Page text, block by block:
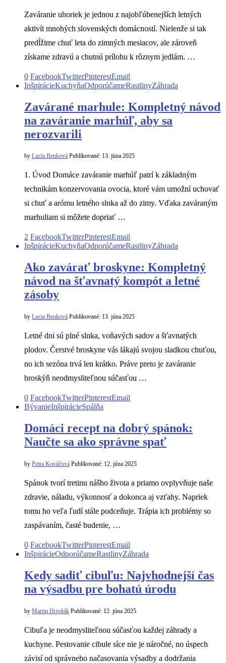
Zaváranie uhoriek je jednou z najobľúbenejších letných
aktivít mnohých slovenských domácností. Nielenže si tak
predĺžime chuť leta do zimných mesiacov, ale zároveň
získame zdravú a chutnú prílohu k rôznym jedlám. …
0 FacebookTwitterPinterestEmail
InšpirácieKuchyňaOdporúčameRastlinyZáhrada
Zavárané marhule: Kompletný návod
na zaváranie marhúľ, aby sa
nerozvarili
by Lucia Benková Publikované: 13. júna 2025
1. Úvod Domáce zaváranie marhúľ patrí k základným
technikám konzervovania ovocia, ktoré vám umožní uchovať
si chuť a arómu letného slnka až do zimy. Vďaka zaváraným
marhuliam si môžete dopriať …
2 FacebookTwitterPinterestEmail
InšpirácieKuchyňaOdporúčameRastlinyZáhrada
Ako zavárať broskyne: Kompletný
návod na šťavnatý kompót a letné
zásoby
by Lucia Benková Publikované: 13. júna 2025
Letné dni sú plné slnka, voňavých sadov a šťavnatých
plodov. Čerstvé broskyne vás lákajú svojou sladkou chuťou,
no ich sezóna trvá len krátko. Práve preto je zaváranie
broskýň neodmysliteľnou súčasťou …
0 FacebookTwitterPinterestEmail
BývanieInšpirácieSpálňa
Domáci recept na dobrý spánok:
Naučte sa ako správne spať
by Petra Kováčová Publikované: 12. júna 2025
Spánok tvorí tretinu nášho života a priamo ovplyvňuje naše
zdravie, náladu, výkonnosť a dokonca aj vzťahy. Napriek
tomu ho veľa ľudí stále podceňuje. Trápia ich problémy so
zaspávaním, časté budenie, …
0 FacebookTwitterPinterestEmail
InšpirácieOdporúčameRastlinyZáhrada
Kedy sadiť cibuľu: Najvhodnejší čas
na výsadbu pre bohatú úrodu
by Martin Hrivňák Publikované: 12. júna 2025
Cibuľa je neodmysliteľnou súčasťou každej záhrady a
kuchyne. Pestovanie cibule síce nie je náročné, no úspech
závisí od správneho načasovania výsadby a dodržania